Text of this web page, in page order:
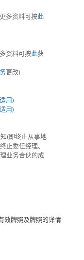
多资料可按此
资料可按此获
更改)
用)
用)
(即终止从事地
止委任经理、
业务合伙的成
效牌照及牌照的详情